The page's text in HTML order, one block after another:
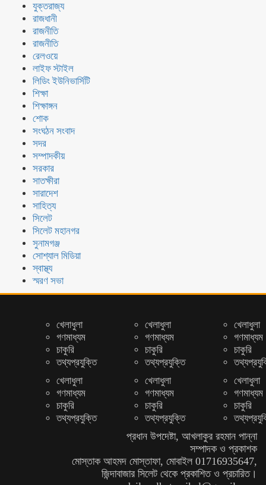
যুক্তরাজ্য
রাজধানী
রাজনীতি
রাজনীতি
রেলওয়ে
লাইফ স্টাইল
লিডিং ইউনিভার্সিটি
শিক্ষা
শিক্ষাঙ্গন
শোক
সংঘঠন সংবাদ
সদর
সম্পাদকীয়
সরকার
সাতক্ষীরা
সারাদেশ
সাহিত্য
সিলেট
সিলেট মহানগর
সুনামগঞ্জ
সোশ্যাল মিডিয়া
স্বাস্থ্য
স্মরণ সভা
খেলাধুলা
গণমাধ্যম
চাকুরি
তথ্যপ্রযুক্তি
খেলাধুলা
গণমাধ্যম
চাকুরি
তথ্যপ্রযুক্তি
খেলাধুলা
গণমাধ্যম
চাকুরি
খেলাধুলা
গণমাধ্যম
চাকুরি
তথ্যপ্রযুক্তি
খেলাধুলা
গণমাধ্যম
চাকুরি
তথ্যপ্রযুক্তি
খেলাধুলা
গণমাধ্যম
চাকুরি
প্রধান উপদেষ্টা, আখলাকুর রহমান পান্না
সম্পাদক ও প্রকাশক
মোস্তাক আহমদ মোস্তাফা, মোবাইল 01716935647,
জিন্দাবাজার সিলেট থেকে প্রকাশিত ও প্রচারিত।